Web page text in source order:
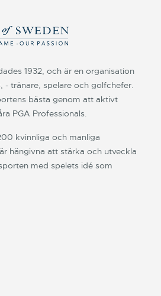
1932, och är en organisation
- tränare, spelare och golfchefer.
bästa genom att aktivt
PGA Professionals.
kvinnliga och manliga
hängivna att stärka och utveckla
med spelets idé som